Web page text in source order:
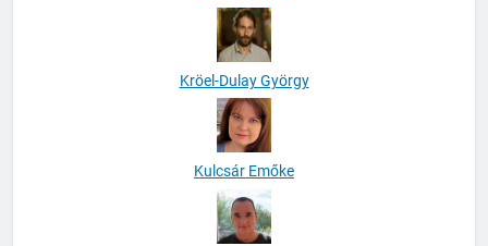
Kröel-Dulay György
Kulcsár Emőke